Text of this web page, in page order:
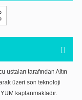
ustaları tarafından Altın
üzeri son teknoloji
kaplanmaktadır.